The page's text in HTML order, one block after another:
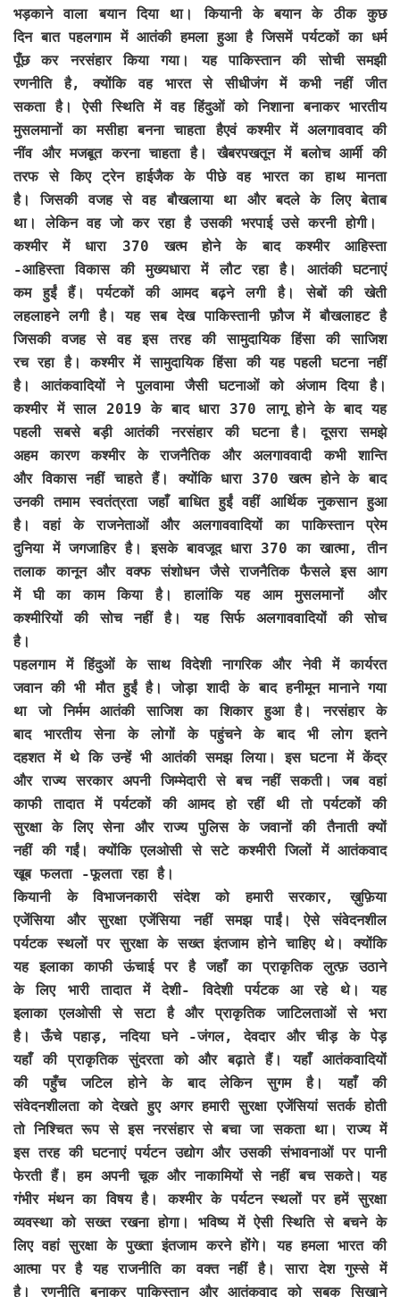
भड़काने वाला बयान दिया था। कियानी के बयान के ठीक कुछ
दिन बात पहलगाम में आतंकी हमला हुआ है जिसमें पर्यटकों का धर्म
पूँछ कर नरसंहार किया गया। यह पाकिस्तान की सोची समझी
रणनीति है, क्योंकि वह भारत से सीधीजंग में कभी नहीं जीत
सकता है। ऐसी स्थिति में वह हिंदुओं को निशाना बनाकर भारतीय
मुसलमानों का मसीहा बनना चाहता हैएवं कश्मीर में अलगाववाद की
नींव और मजबूत करना चाहता है। खैबरपखतून में बलोच आर्मी की
तरफ से किए ट्रेन हाईजैक के पीछे वह भारत का हाथ मानता
है। जिसकी वजह से वह बौखलाया था और बदले के लिए बेताब
था। लेकिन वह जो कर रहा है उसकी भरपाई उसे करनी होगी।
कश्मीर में धारा 370 खत्म होने के बाद कश्मीर आहिस्ता
-आहिस्ता विकास की मुख्यधारा में लौट रहा है। आतंकी घटनाएं
कम हुईं हैं। पर्यटकों की आमद बढ़ने लगी है। सेबों की खेती
लहलाहने लगी है। यह सब देख पाकिस्तानी फ़ौज में बौखलाहट है
जिसकी वजह से वह इस तरह की सामुदायिक हिंसा की साजिश
रच रहा है। कश्मीर में सामुदायिक हिंसा की यह पहली घटना नहीं
है। आतंकवादियों ने पुलवामा जैसी घटनाओं को अंजाम दिया है।
कश्मीर में साल 2019 के बाद धारा 370 लागू होने के बाद यह
पहली सबसे बड़ी आतंकी नरसंहार की घटना है। दूसरा समझे
अहम कारण कश्मीर के राजनैतिक और अलगाववादी कभी शान्ति
और विकास नहीं चाहते हैं। क्योंकि धारा 370 खत्म होने के बाद
उनकी तमाम स्वतंत्रता जहाँ बाधित हुईं वहीं आर्थिक नुकसान हुआ
है। वहां के राजनेताओं और अलगाववादियों का पाकिस्तान प्रेम
दुनिया में जगजाहिर है। इसके बावजूद धारा 370 का खात्मा, तीन
तलाक कानून और वक्फ संशोधन जैसे राजनैतिक फैसले इस आग
में घी का काम किया है। हालांकि यह आम मुसलमानों और
कश्मीरियों की सोच नहीं है। यह सिर्फ अलगाववादियों की सोच
है।
पहलगाम में हिंदुओं के साथ विदेशी नागरिक और नेवी में कार्यरत
जवान की भी मौत हुईं है। जोड़ा शादी के बाद हनीमून मानाने गया
था जो निर्मम आतंकी साजिश का शिकार हुआ है। नरसंहार के
बाद भारतीय सेना के लोगों के पहुंचने के बाद भी लोग इतने
दहशत में थे कि उन्हें भी आतंकी समझ लिया। इस घटना में केंद्र
और राज्य सरकार अपनी जिम्मेदारी से बच नहीं सकती। जब वहां
काफी तादात में पर्यटकों की आमद हो रहीं थी तो पर्यटकों की
सुरक्षा के लिए सेना और राज्य पुलिस के जवानों की तैनाती क्यों
नहीं की गईं। क्योंकि एलओसी से सटे कश्मीरी जिलों में आतंकवाद
खूब फलता -फूलता रहा है।
कियानी के विभाजनकारी संदेश को हमारी सरकार, ख़ुफ़िया
एजेंसिया और सुरक्षा एजेंसिया नहीं समझ पाईं। ऐसे संवेदनशील
पर्यटक स्थलों पर सुरक्षा के सख्त इंतजाम होने चाहिए थे। क्योंकि
यह इलाका काफी ऊंचाई पर है जहाँ का प्राकृतिक लुत्फ़ उठाने
के लिए भारी तादात में देशी- विदेशी पर्यटक आ रहे थे। यह
इलाका एलओसी से सटा है और प्राकृतिक जाटिलताओं से भरा
है। ऊँचे पहाड़, नदिया घने -जंगल, देवदार और चीड़ के पेड़
यहाँ की प्राकृतिक सुंदरता को और बढ़ाते हैं। यहाँ आतंकवादियों
की पहुँच जटिल होने के बाद लेकिन सुगम है। यहाँ की
संवेदनशीलता को देखते हुए अगर हमारी सुरक्षा एजेंसियां सतर्क होती
तो निश्चित रूप से इस नरसंहार से बचा जा सकता था। राज्य में
इस तरह की घटनाएं पर्यटन उद्योग और उसकी संभावनाओं पर पानी
फेरती हैं। हम अपनी चूक और नाकामियों से नहीं बच सकते। यह
गंभीर मंथन का विषय है। कश्मीर के पर्यटन स्थलों पर हमें सुरक्षा
व्यवस्था को सख्त रखना होगा। भविष्य में ऐसी स्थिति से बचने के
लिए वहां सुरक्षा के पुख्ता इंतजाम करने होंगे। यह हमला भारत की
आत्मा पर है यह राजनीति का वक्त नहीं है। सारा देश गुस्से में
है। रणनीति बनाकर पाकिस्तान और आतंकवाद को सबक सिखाने